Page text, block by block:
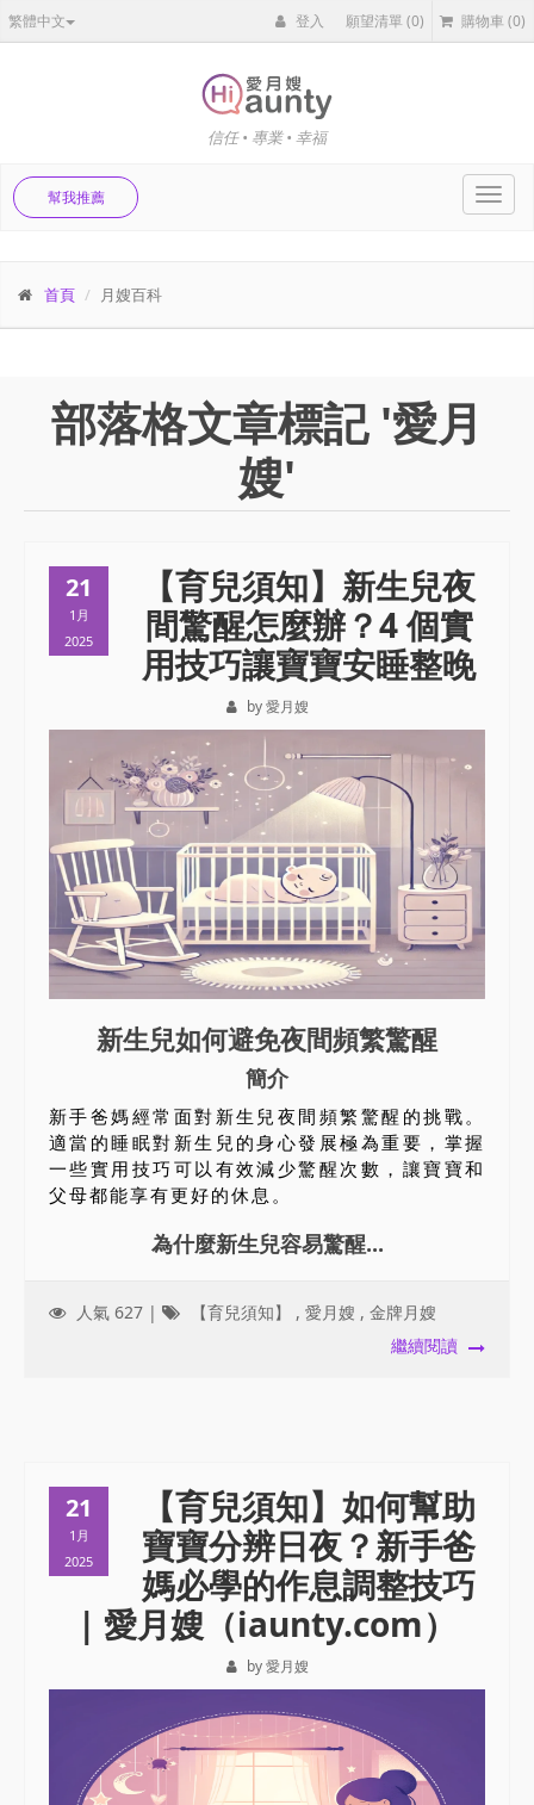
繁體中文 登入 願望清單(0) 購物車 (0)
信任 • 專業 • 幸福
幫我推薦
首頁 月嫂百科
部落格文章標記 '愛月
嫂'
21
1月
2025
【育兒須知】新生兒夜
間驚醒怎麼辦？4 個實
用技巧讓寶寶安睡整晚
by 愛月嫂
新生兒如何避免夜間頻繁驚醒
簡介
新手爸媽經常面對新生兒夜間頻繁驚醒的挑戰。
適當的睡眠對新生兒的身心發展極為重要，掌握
一些實用技巧可以有效減少驚醒次數，讓寶寶和
父母都能享有更好的休息。
為什麼新生兒容易驚醒...
人氣 627 | 【育兒須知】 , 愛月嫂 , 金牌月嫂
繼續閱讀
21
1月
2025
【育兒須知】如何幫助
寶寶分辨日夜？新手爸
媽必學的作息調整技巧
| 愛月嫂（iaunty.com）
by 愛月嫂